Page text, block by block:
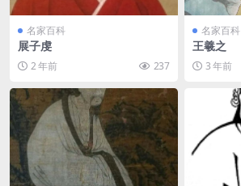
名家百科
展子虔
2 年前 237
名家百科
王羲之
3 年前